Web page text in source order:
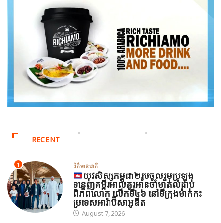
RECENT
1 ព័ត៌មានជាតិ
យុវសិស្សកម្ពុជា២រូបចូលរួមប្រឡង
ទន្ទេញគម្ពីរអាល់គូរអានចាំមាត់លំដាប់
ពិភពលោក លើកទី៤៦ នៅទីក្រុងម៉ាក់កះ
ប្រទេសអារ៉ាប៊ីសាអូឌីត
August 7, 2026